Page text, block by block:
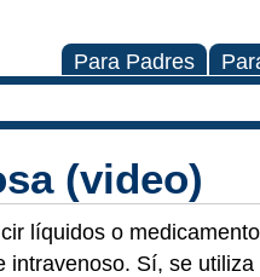
Para Padres
(video)
líquidos o
intravenoso. Sí, se utiliza